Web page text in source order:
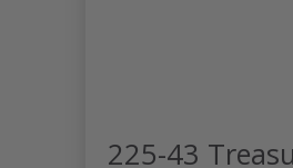
225-43